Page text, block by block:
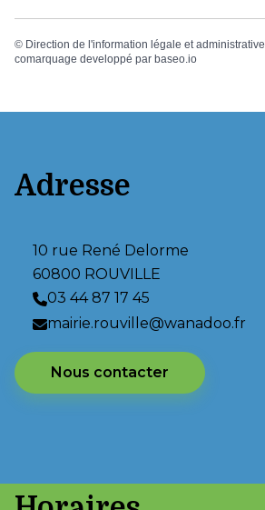
© Direction de l'information légale et administrative
comarquage developpé par baseo.io
Adresse
10 rue René Delorme
60800 ROUVILLE
03 44 87 17 45
mairie.rouville@wanadoo.fr
Nous contacter